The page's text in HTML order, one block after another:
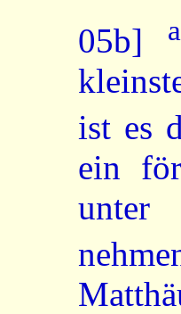
05b]
a
ist es
ein
unter